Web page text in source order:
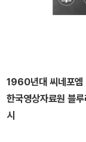
1960년대 씨네포엠
한국영상자료원 블
시